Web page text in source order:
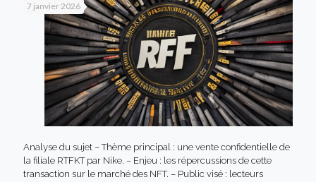
7 janvier 2026
Analyse du sujet – Thème principal : une vente confidentielle de
la filiale RTFKT par Nike. – Enjeu : les répercussions de cette
transaction sur le marché des NFT. – Public visé : lecteurs